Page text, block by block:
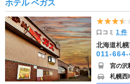
ホテル ベガス
口コミ1 件
北海道札
011-
宮の沢
札幌西